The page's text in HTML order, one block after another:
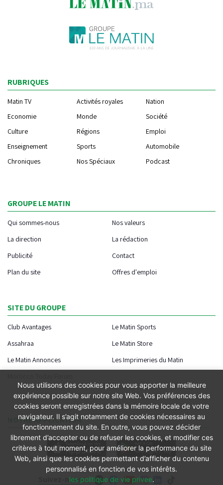
Suivez-nous
RUBRIQUES
Matin TV Activités royales
Nation
Economie
Monde
Société
Culture
Régions
Emploi
Enseignement
Sports
Automobile
Chroniques
Nos Spéciaux Podcast
GROUPE LE MATIN
Qui sommes-nous
Nos valeurs
La direction
La rédaction
Publicité
Contact
Plan du site
Offres d'emploi
SITE DU GROUPE
Club Avantages
Le Matin Sports
Assahraa
Le Matin Store
Le Matin Annonces
Les Imprimeries du Matin
NOTRE APPLICATION
Nous utilisons des cookies pour vous apporter la meilleure
expérience possible sur notre site Web. Vos préférences des
cookies seront enregistrées dans la mémoire locale de votre
navigateur. Il s’agit notamment de cookies nécessaires au
fonctionnement du site. En outre, vous pouvez décider
librement d’accepter ou de refuser les cookies, et modifier ces
critères à tout moment, pour améliorer la performance du site
Web, ainsi que les cookies permettant d’afficher du contenu
personnalisé en fonction de vos intérêts.
les politique de vie privee.